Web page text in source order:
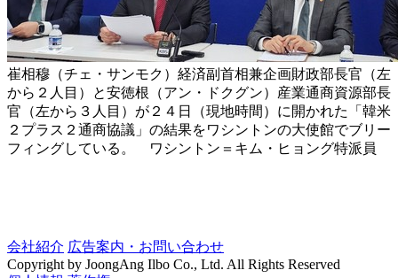
崔相穆（チェ・サンモク）経済副首相兼企画財政部長官（左
から２人目）と安徳根（アン・ドクグン）産業通商資源部長
官（左から３人目）が２４日（現地時間）に開かれた「韓米
２プラス２通商協議」の結果をワシントンの大使館でブリー
フィングしている。 ワシントン＝キム・ヒョング特派員
会社紹介 広告案内・お問い合わせ
Copyright by JoongAng Ilbo Co., Ltd. All Rights Reserved